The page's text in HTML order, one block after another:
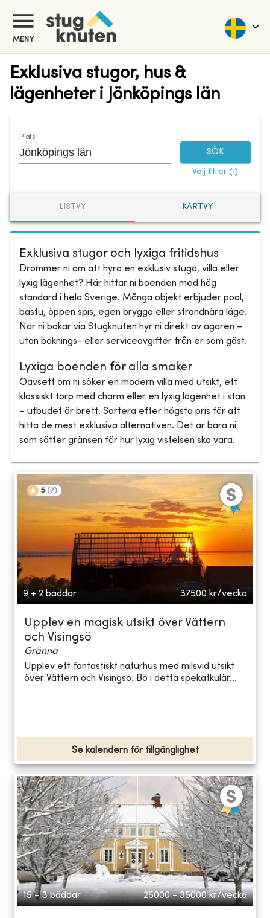
MENY
Exklusiva stugor, hus &
lägenheter i Jönköpings län
Plats
SÖK
Välj filter (1)
LISTVY KARTVY
Exklusiva stugor och lyxiga fritidshus
Drömmer ni om att hyra en exklusiv stuga, villa eller
lyxig lägenhet? Här hittar ni boenden med hög
standard i hela Sverige. Många objekt erbjuder pool,
bastu, öppen spis, egen brygga eller strandnära läge.
När ni bokar via Stugknuten hyr ni direkt av ägaren –
utan boknings- eller serviceavgifter från er som gäst.
Lyxiga boenden för alla smaker
Oavsett om ni söker en modern villa med utsikt, ett
klassiskt torp med charm eller en lyxig lägenhet i stan
– utbudet är brett. Sortera efter högsta pris för att
hitta de mest exklusiva alternativen. Det är bara ni
som sätter gränsen för hur lyxig vistelsen ska vara.
5 (7)
9 + 2 bäddar 37500 kr/vecka
Upplev en magisk utsikt över Vättern
och Visingsö
Gränna
Upplev ett fantastiskt naturhus med milsvid utsikt
över Vättern och Visingsö. Bo i detta spekatkulär...
Se kalendern för tillgänglighet
15 + 3 bäddar 25000 - 35000 kr/vecka